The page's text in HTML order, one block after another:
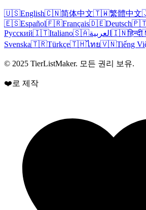
🇺🇸English🇨🇳简体中文🇹🇼繁體中文
🇪🇸Español🇫🇷Français🇩🇪Deutsch
Русский🇮🇹Italiano🇸🇦العربية 🇮🇳हिन्दी
Svenska🇹🇷Türkçe🇹🇭ไทย🇻🇳Tiếng
© 2025 TierListMaker. 모든 권리 보유.
❤️로 제작